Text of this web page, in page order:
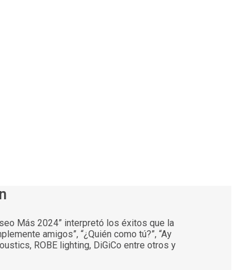
Más 2024” interpretó los éxitos que la
amigos”, “¿Quién como tú?”, “Ay
ROBE lighting, DiGiCo entre otros y